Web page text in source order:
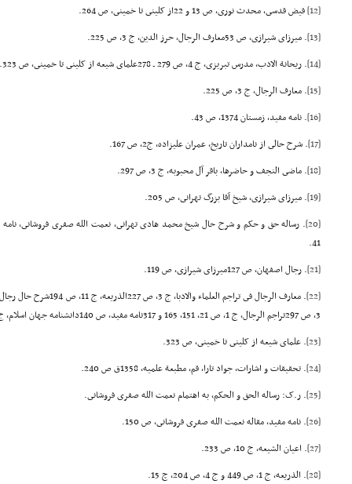
[12]
فیض قدسى، محدث نورى، ص 13 و 22از کلینى تا خمینى، ص 264.
[13]
. میرزاى شیرازى، ص 53معارف الرجال، حرز الدین، ج 3، ص 225.
[14]
. ریحانة الادب، مدرس تبریزى، ج 4، ص 279 ـ 278علماى شیعه از کلینى تا خمینى، ص 323.
[15]
. معارف الرجال، ج 3، ص 225.
[16]
. نامه مفید، زمستان 1374، ص 43.
[17]
. شرح حالى از نامداران تاریخ، عمران علیزاده، ج2، ص 167.
[18]
. ماضى النجف و حاضرها، باقر آل محبوبه، ج 3، ص 297.
[19]
. میرزاى شیرازى، شیخ آقا بزرگ تهرانى، ص 205.
[20]
41.
[21]
. رجال اصفهان، ص 127میرزاى شیرازى، ص 119.
[22]
3، ص 297تراجم الرجال، ج 1، ص 21، 151، 165 و 317نامه مفید، ص 140دانشنامه جهان اسلام، ج 10، ص 760.
[23]
. علماى شیعه از کلینى تا خمینى، ص 323.
[24]
. تحقیقات و اشارات، جواد تارا، قم، مطبعة علمیه، 1358ق ص 240.
[25]
. ر.ک: رساله الحق و الحکم، به اهتمام نعمت الله صفرى فروشانى.
[26]
. نامه مفید، مقاله نعمت الله صفرى فروشانى، ص 150.
[27]
. اعیان الشیعه، ج 10، ص 233.
[28]
. الذریعه، ج 1، ص 449 و ج 4، ص 204، چ 15.